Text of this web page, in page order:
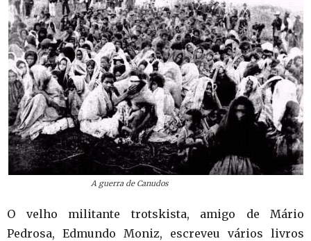
A guerra de Canudos
O velho militante trotskista, amigo de Mário
Pedrosa, Edmundo Moniz, escreveu vários livros